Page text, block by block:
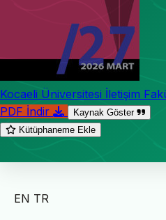
Kocaeli Üniversitesi İletişim
PDF İndir
Kaynak Göster
Kütüphaneme Ekle
EN TR